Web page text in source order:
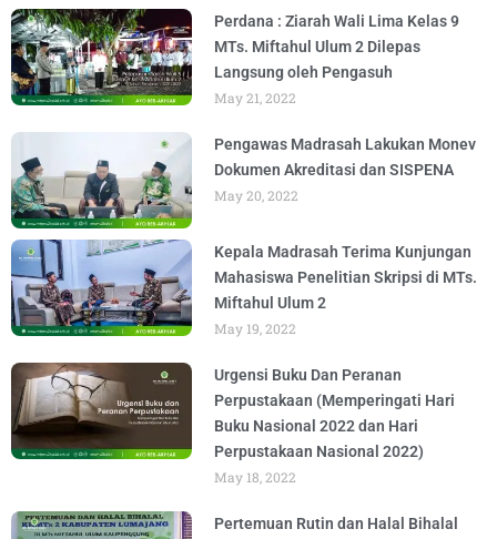
Perdana : Ziarah Wali Lima Kelas 9
MTs. Miftahul Ulum 2 Dilepas
Langsung oleh Pengasuh
May 21, 2022
Pengawas Madrasah Lakukan Monev
Dokumen Akreditasi dan SISPENA
May 20, 2022
Kepala Madrasah Terima Kunjungan
Mahasiswa Penelitian Skripsi di MTs.
Miftahul Ulum 2
May 19, 2022
Urgensi Buku Dan Peranan
Perpustakaan (Memperingati Hari
Buku Nasional 2022 dan Hari
Perpustakaan Nasional 2022)
May 18, 2022
Pertemuan Rutin dan Halal Bihalal